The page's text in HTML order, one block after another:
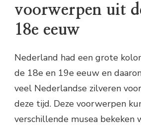
voorwerpen uit
18e eeuw
Nederland had een grote
de 18e en 19e eeuw en
veel Nederlandse zilveren
deze tijd. Deze voorwerpen
verschillende musea bekeken